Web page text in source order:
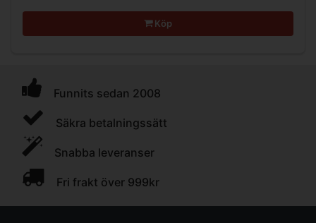
Köp
Funnits sedan 2008
Säkra betalningssätt
Snabba leveranser
Fri frakt över 999kr